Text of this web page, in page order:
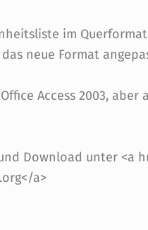
im
neue Format
Access 2003, aber
Download unter <a
a>